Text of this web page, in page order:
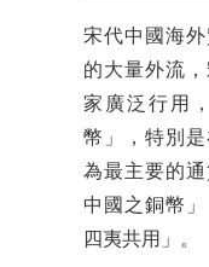
宋代中國海
的大量外流
家廣泛行用
幣」，特別
為最主要的
中國之銅幣
四夷共用」。